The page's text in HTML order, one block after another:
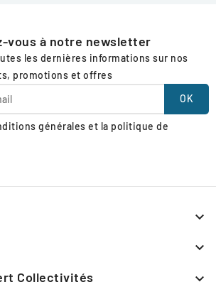
vous à notre newsletter
les dernières informations sur nos
promotions et offres
générales et la politique de


Collectivités